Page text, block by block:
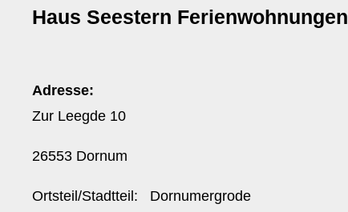
Haus Seestern Ferienwohnungen
Adresse:
Zur Leegde 10
26553 Dornum
Ortsteil/Stadtteil: Dornumergrode